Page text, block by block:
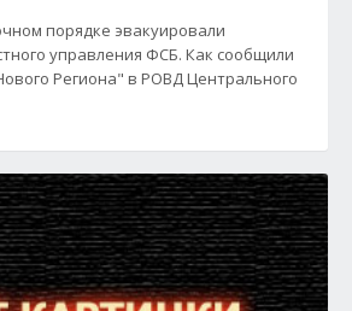
порядке эвакуировали
управления ФСБ. Как сообщили
Региона" в РОВД Центрального